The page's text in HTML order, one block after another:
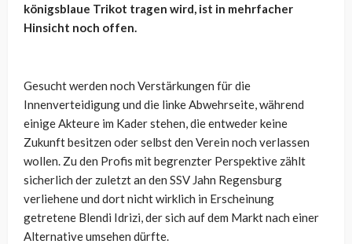
königsblaue Trikot tragen wird, ist in mehrfacher
Hinsicht noch offen.
Gesucht werden noch Verstärkungen für die
Innenverteidigung und die linke Abwehrseite, während
einige Akteure im Kader stehen, die entweder keine
Zukunft besitzen oder selbst den Verein noch verlassen
wollen. Zu den Profis mit begrenzter Perspektive zählt
sicherlich der zuletzt an den SSV Jahn Regensburg
verliehene und dort nicht wirklich in Erscheinung
getretene Blendi Idrizi, der sich auf dem Markt nach einer
Alternative umsehen dürfte.